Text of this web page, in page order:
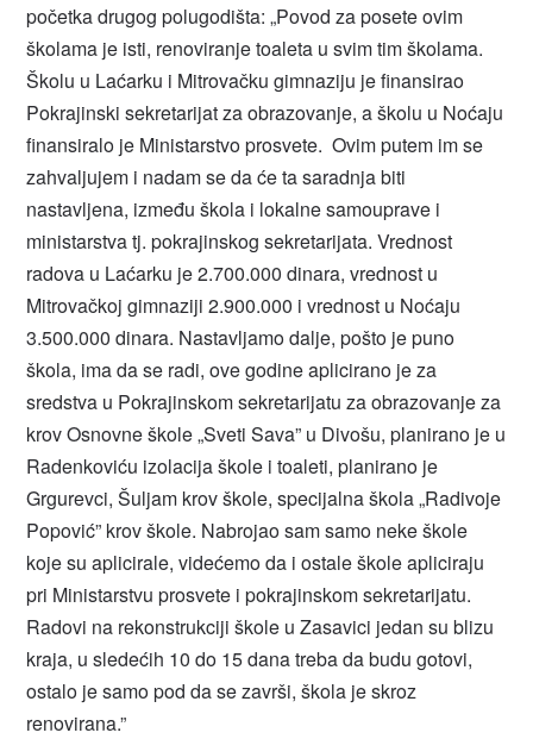
početka drugog polugodišta: „Povod za posete ovim
školama je isti, renoviranje toaleta u svim tim školama.
Školu u Laćarku i Mitrovačku gimnaziju je finansirao
Pokrajinski sekretarijat za obrazovanje, a školu u Noćaju
finansiralo je Ministarstvo prosvete. Ovim putem im se
zahvaljujem i nadam se da će ta saradnja biti
nastavljena, između škola i lokalne samouprave i
ministarstva tj. pokrajinskog sekretarijata. Vrednost
radova u Laćarku je 2.700.000 dinara, vrednost u
Mitrovačkoj gimnaziji 2.900.000 i vrednost u Noćaju
3.500.000 dinara. Nastavljamo dalje, pošto je puno
škola, ima da se radi, ove godine aplicirano je za
sredstva u Pokrajinskom sekretarijatu za obrazovanje za
krov Osnovne škole „Sveti Sava” u Divošu, planirano je u
Radenkoviću izolacija škole i toaleti, planirano je
Grgurevci, Šuljam krov škole, specijalna škola „Radivoje
Popović” krov škole. Nabrojao sam samo neke škole
koje su aplicirale, videćemo da i ostale škole apliciraju
pri Ministarstvu prosvete i pokrajinskom sekretarijatu.
Radovi na rekonstrukciji škole u Zasavici jedan su blizu
kraja, u sledećih 10 do 15 dana treba da budu gotovi,
ostalo je samo pod da se završi, škola je skroz
renovirana.”